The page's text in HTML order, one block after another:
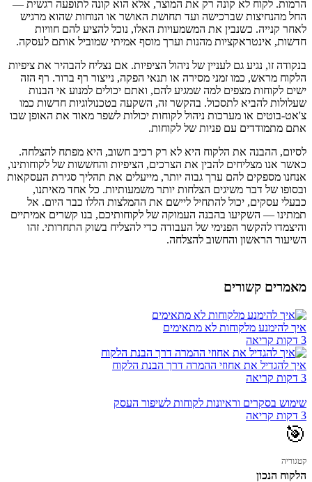
הרמות. לקוח לא קונה רק את המוצר, אלא הוא קונה לתופעה רגשית —
החל מהנחיצות שברכישה ועד תחושת האושר או הנוחות שהוא מרגיש
לאחר קנייה. כשנבין את המשמעויות האלו, נוכל להציע להם חוויות
חדשות, אינטראקציות מהנות וערך מוסף אמיתי שמוביל אותם לעסקה.
בנקודה זו, נגיע גם לעניין של ניהול הציפיות. אם נצליח להבהיר את ציפיות
הלקוח מראש, כמו זמני מסירה או תנאי הפקה, נייצור רף ברור. רף הזה
ישים לקוחות מצפים למה שמגיע להם, ואתם יכולים למנוע אי הבנות
שעלולות להביא לתסכול. בהקשר זה, השקעה בטכנולוגיות חדשות כמו
צ'אט-בוטים או מערכות ניהול לקוחות יכולות לשפר מאוד את האופן שבו
אתם מתמודדים עם פניות של לקוחות.
לסיום, ההבנה את הלקוח היא לא רק רכיב חשוב, היא מפתח להצלחה.
כאשר אנו מצליחים להבין את הצרכים, הציפיות והחששות של לקוחותינו,
אנחנו מספקים להם ערך גבוה יותר, מייעלים את תהליך סגירת העסקאות
ובסופו של דבר משיגים הצלחות יותר משמעותיות. כל אחד מאיתנו,
כבעלי עסקים, יכול להתחיל ליישם את ההמלצות הללו כבר היום. אל
תמתינו — השקיעו בהבנה העמוקה של לקוחותיכם, בנו קשרים אמיתיים
והיצמדו להקשר הפנימי של העבודה כדי להצליח בשוק התחרותי. זהו
השיעור הראשון והחשוב להצלחה.
מאמרים קשורים
איך להימנע מלקוחות לא מתאימים
3 דקות קריאה
איך להגדיל את אחוזי ההמרה דרך הבנת הלקוח
3 דקות קריאה
שימוש בסקרים וראיונות לקוחות לשיפור העסק
3 דקות קריאה
🎯
קטגוריה
הלקוח הנכון